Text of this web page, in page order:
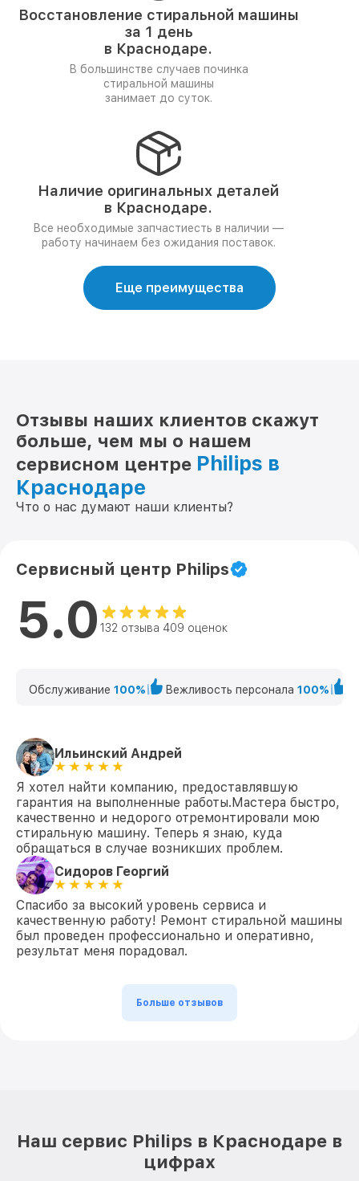
Восстановление стиральной машины
за 1 день
в Краснодаре.
В большинстве случаев починка
стиральной машины
занимает до суток.
Наличие оригинальных деталей
в Краснодаре.
Все необходимые запчастиесть в наличии —
работу начинаем без ожидания поставок.
Еще преимущества
Отзывы наших клиентов скажут
больше, чем мы о нашем
сервисном центре Philips в
Краснодаре
Что о нас думают наши клиенты?
Сервисный центр Philips
5.0 132 отзыва 409 оценок
Обслуживание 100% Вежливость персонала 100%
Ильинский Андрей
Я хотел найти компанию, предоставлявшую
гарантия на выполненные работы.Мастера быстро,
качественно и недорого отремонтировали мою
стиральную машину. Теперь я знаю, куда
обращаться в случае возникших проблем.
Сидоров Георгий
Спасибо за высокий уровень сервиса и
качественную работу! Ремонт стиральной машины
был проведен профессионально и оперативно,
результат меня порадовал.
Больше отзывов
Наш сервис Philips в Краснодаре в
цифрах